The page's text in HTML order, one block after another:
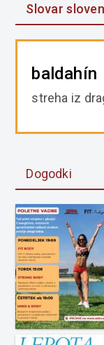
Slovar
baldahín
streha iz
Dogodki